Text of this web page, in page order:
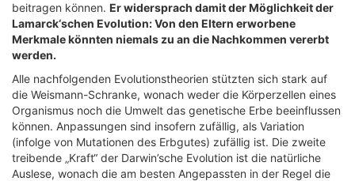
beitragen können. Er widersprach damit der Möglichkeit der
Lamarck‘schen Evolution: Von den Eltern erworbene
Merkmale könnten niemals zu an die Nachkommen vererbt
werden.
Alle nachfolgenden Evolutionstheorien stützten sich stark auf
die Weismann-Schranke, wonach weder die Körperzellen eines
Organismus noch die Umwelt das genetische Erbe beeinflussen
können. Anpassungen sind insofern zufällig, als Variation
(infolge von Mutationen des Erbgutes) zufällig ist. Die zweite
treibende „Kraft“ der Darwin’sche Evolution ist die natürliche
Auslese, wonach die am besten Angepassten in der Regel die